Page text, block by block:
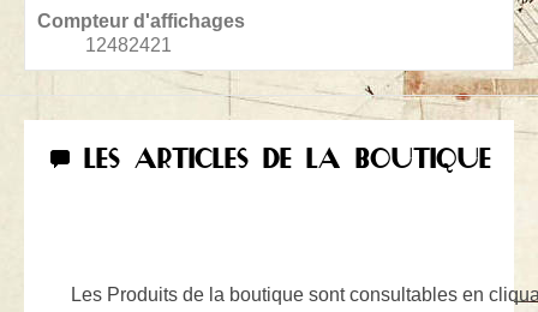
Compteur d'affichages
12482421
LES ARTICLES DE LA BOUTIQUE
Les Produits de la boutique sont consultables en